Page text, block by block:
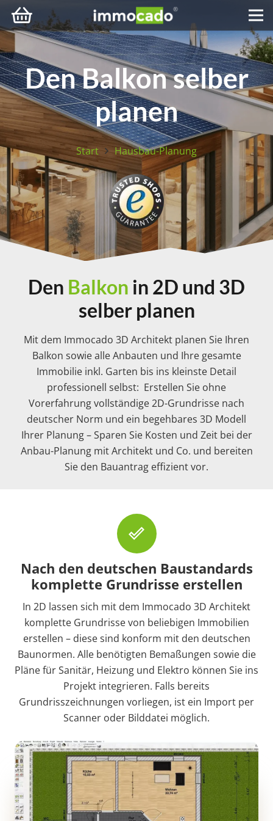
Den Balkon selber
planen
Start Hausbau-Planung
Den Balkon in 2D und 3D
selber planen
Mit dem Immocado 3D Architekt planen Sie Ihren
Balkon sowie alle Anbauten und Ihre gesamte
Immobilie inkl. Garten bis ins kleinste Detail
professionell selbst: Erstellen Sie ohne
Vorerfahrung vollständige 2D-Grundrisse nach
deutscher Norm und ein begehbares 3D Modell
Ihrer Planung – Sparen Sie Kosten und Zeit bei der
Anbau-Planung mit Architekt und Co. und bereiten
Sie den Bauantrag effizient vor.
done_outline
Nach den deutschen Baustandards
komplette Grundrisse erstellen
In 2D lassen sich mit dem Immocado 3D Architekt
komplette Grundrisse von beliebigen Immobilien
erstellen – diese sind konform mit den deutschen
Baunormen. Alle benötigten Bemaßungen sowie die
Pläne für Sanitär, Heizung und Elektro können Sie ins
Projekt integrieren. Falls bereits
Grundrisszeichnungen vorliegen, ist ein Import per
Scanner oder Bilddatei möglich.